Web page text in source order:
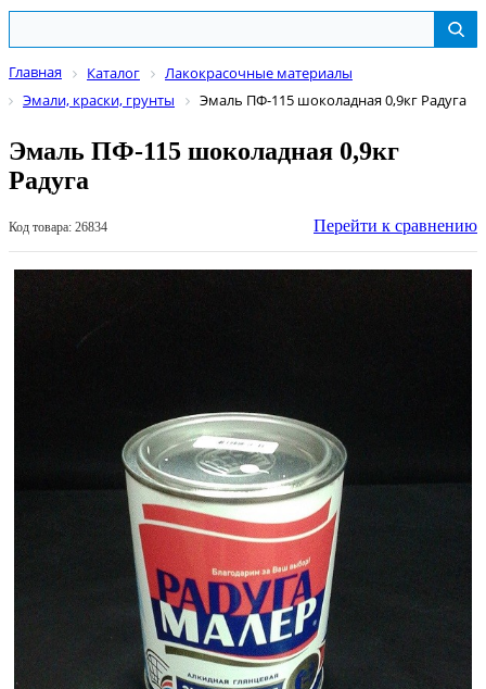
Главная Каталог
Лакокрасочные материалы
Эмали, краски, грунты
Эмаль ПФ-115 шоколадная 0,9кг Радуга
Эмаль ПФ-115 шоколадная 0,9кг
Радуга
Код товара: 26834 Перейти к сравнению